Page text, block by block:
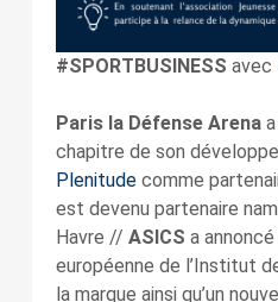
#SPORTBUSINESS avec
Paris la Défense Arenaa
chapitre de son
Plenitudecomme
est devenu partenaire
Havre // ASICS a
européenne de l’Institut
la marque ainsi qu’un